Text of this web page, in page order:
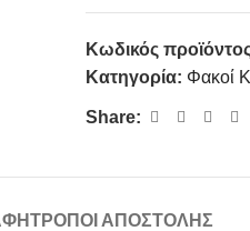
Κωδικός
Κατηγορία: Φακοί
Share:
ΤΡΌΠΟΙ ΑΠΟΣΤΟΛΉΣ